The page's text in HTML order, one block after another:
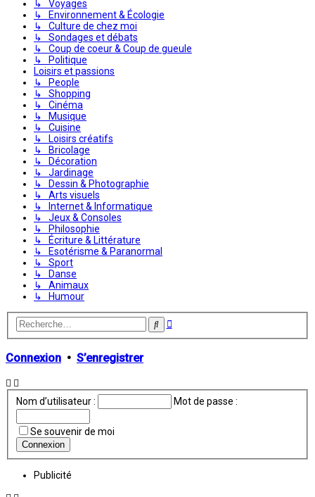
↳ Voyages
↳ Environnement & Écologie
↳ Culture de chez moi
↳ Sondages et débats
↳ Coup de coeur & Coup de gueule
↳ Politique
Loisirs et passions
↳ People
↳ Shopping
↳ Cinéma
↳ Musique
↳ Cuisine
↳ Loisirs créatifs
↳ Bricolage
↳ Décoration
↳ Jardinage
↳ Dessin & Photographie
↳ Arts visuels
↳ Internet & Informatique
↳ Jeux & Consoles
↳ Philosophie
↳ Écriture & Littérature
↳ Esotérisme & Paranormal
↳ Sport
↳ Danse
↳ Animaux
↳ Humour
Rechercher
Recherche
Connexion • S’enregistrer
Nom d’utilisateur : Mot de passe :
Se souvenir de moi
Publicité